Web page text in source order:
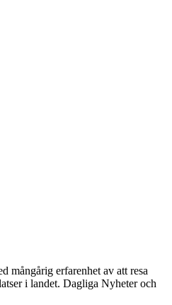
mångårig erfarenhet av att resa
i landet. Dagliga Nyheter och